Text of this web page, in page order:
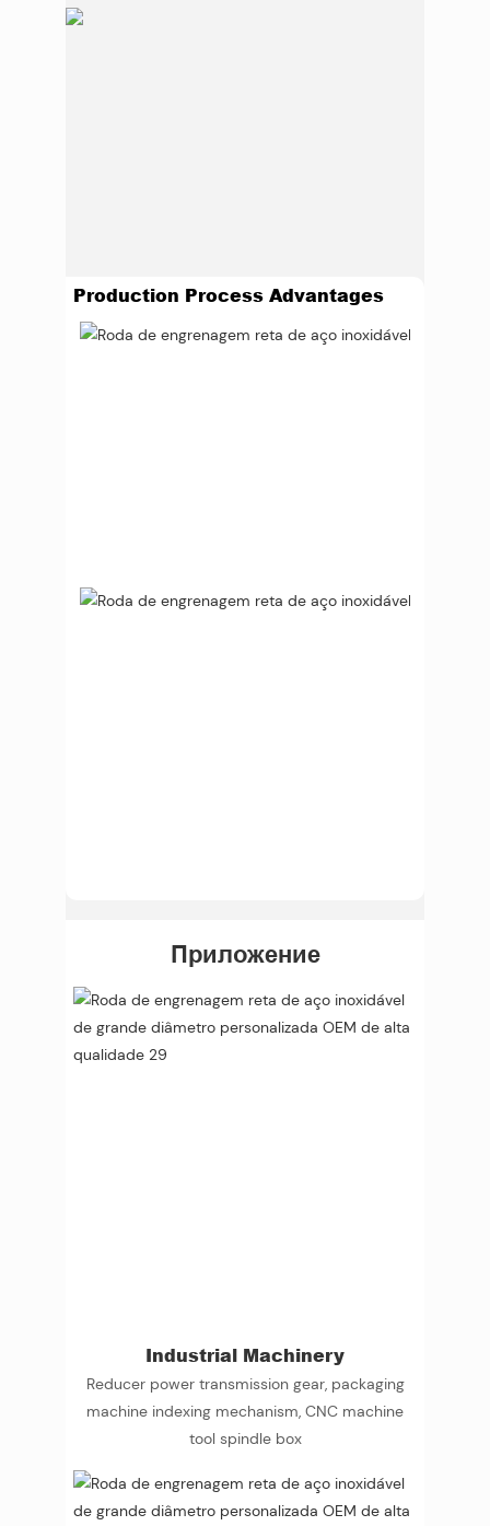
Production Process Advantages
Приложение
Industrial Machinery
Reducer power transmission gear, packaging
machine indexing mechanism, CNC machine
tool spindle box